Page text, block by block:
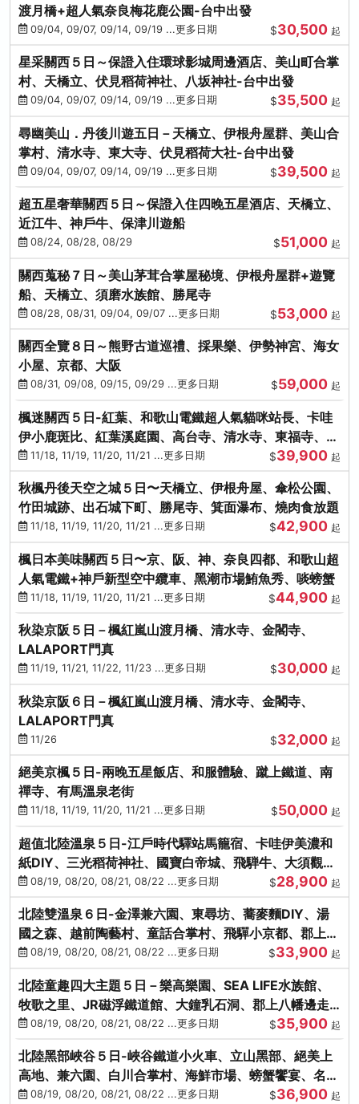
渡月橋+超人氣奈良梅花鹿公園-台中出發
09/04, 09/07, 09/14, 09/19 ...更多日期 $30,500 起
星采關西５日～保證入住環球影城周邊酒店、美山町合掌
村、天橋立、伏見稻荷神社、八坂神社-台中出發
09/04, 09/07, 09/14, 09/19 ...更多日期 $35,500 起
尋幽美山．丹後川遊五日－天橋立、伊根舟屋群、美山合
掌村、清水寺、東大寺、伏見稻荷大社-台中出發
09/04, 09/07, 09/14, 09/19 ...更多日期 $39,500 起
超五星奢華關西５日～保證入住四晚五星酒店、天橋立、
近江牛、神戶牛、保津川遊船
08/24, 08/28, 08/29 $51,000 起
關西蒐秘７日～美山茅茸合掌屋秘境、伊根舟屋群+遊覽
船、天橋立、須磨水族館、勝尾寺
08/28, 08/31, 09/04, 09/07 ...更多日期 $53,000 起
關西全覽８日～熊野古道巡禮、採果樂、伊勢神宮、海女
小屋、京都、大阪
08/31, 09/08, 09/15, 09/29 ...更多日期 $59,000 起
楓迷關西５日-紅葉、和歌山電鐵超人氣貓咪站長、卡哇
伊小鹿斑比、紅葉溪庭園、高台寺、清水寺、東福寺、伊
勢龍蝦+和牛
11/18, 11/19, 11/20, 11/21 ...更多日期 $39,900 起
秋楓丹後天空之城５日〜天橋立、伊根舟屋、傘松公園、
竹田城跡、出石城下町、勝尾寺、箕面瀑布、燒肉食放題
11/18, 11/19, 11/20, 11/21 ...更多日期 $42,900 起
楓日本美味關西５日〜京、阪、神、奈良四都、和歌山超
人氣電鐵+神戶新型空中纜車、黑潮市場鮪魚秀、啖螃蟹
11/18, 11/19, 11/20, 11/21 ...更多日期 $44,900 起
秋染京阪５日－楓紅嵐山渡月橋、清水寺、金閣寺、
LALAPORT門真
11/19, 11/21, 11/22, 11/23 ...更多日期 $30,000 起
秋染京阪６日－楓紅嵐山渡月橋、清水寺、金閣寺、
LALAPORT門真
11/26 $32,000 起
絕美京楓５日-兩晚五星飯店、和服體驗、蹴上鐵道、南
禪寺、有馬溫泉老街
11/18, 11/19, 11/20, 11/21 ...更多日期 $50,000 起
超值北陸溫泉５日-江戶時代驛站馬籠宿、卡哇伊美濃和
紙DIY、三光稻荷神社、國寶白帝城、飛騨牛、大須觀音
街、下呂溫泉
08/19, 08/20, 08/21, 08/22 ...更多日期 $28,900 起
北陸雙溫泉６日-金澤兼六園、東尋坊、蕎麥麵DIY、湯
國之森、越前陶藝村、童話合掌村、飛驒小京都、郡上八
幡08/19, 08/20, 08/21, 08/22 ...更多日期 $33,900 起
北陸童趣四大主題５日－樂高樂園、SEA LIFE水族館、
牧歌之里、JR磁浮鐵道館、大鐘乳石洞、郡上八幡邊走
邊吃08/19, 08/20, 08/21, 08/22 ...更多日期 $35,900 起
北陸黑部峽谷５日-峽谷鐵道小火車、立山黑部、絕美上
高地、兼六園、白川合掌村、海鮮市場、螃蟹饗宴、名湯
雙溫泉
08/19, 08/20, 08/21, 08/22 ...更多日期 $36,900 起